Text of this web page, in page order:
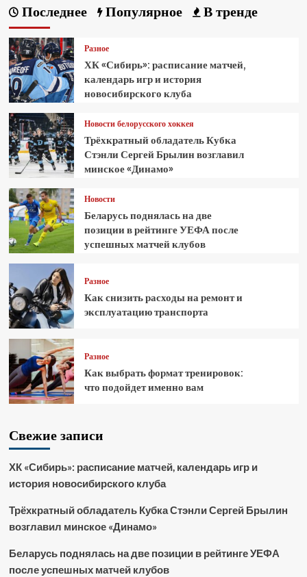
Последнее Популярное В тренде
Разное
ХК «Сибирь»: расписание матчей,
календарь игр и история
новосибирского клуба
Новости белорусского хоккея
Трёхкратный обладатель Кубка
Стэнли Сергей Брылин возглавил
минское «Динамо»
Новости
Беларусь поднялась на две
позиции в рейтинге УЕФА после
успешных матчей клубов
Разное
Как снизить расходы на ремонт и
эксплуатацию транспорта
Разное
Как выбрать формат тренировок:
что подойдет именно вам
Свежие записи
ХК «Сибирь»: расписание матчей, календарь игр и
история новосибирского клуба
Трёхкратный обладатель Кубка Стэнли Сергей Брылин
возглавил минское «Динамо»
Беларусь поднялась на две позиции в рейтинге УЕФА
после успешных матчей клубов